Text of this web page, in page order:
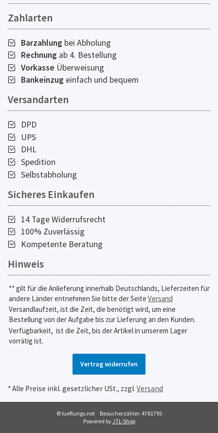
Zahlarten
Barzahlung bei Abholung
Rechnung ab 4. Bestellung
Vorkasse Überweisung
Bankeinzug einfach und bequem
Versandarten
DPD
UPS
DHL
Spedition
Selbstabholung
Sicheres Einkaufen
14 Tage Widerrufsrecht
100% Zuverlässig
Kompetente Beratung
Hinweis
** gilt für die Anlieferung innerhalb Deutschlands, Lieferzeiten für
andere Länder entnehmen Sie bitte der Seite Versand
Versandlaufzeit, ist die Zeit, die benötigt wird, um eine
Bestellung von der Aufgabe bis zur Lieferung an den Kunden.
Verfügbarkeit, ist die Zeit, bis der Artikel in unserem Lager
vorrätig ist.
Vertrag widerrufen
* Alle Preise inkl. gesetzlicher USt., zzgl. Versand
© lueftungs.net
Besucherzähler: 4781795
Powered by JTL-Shop